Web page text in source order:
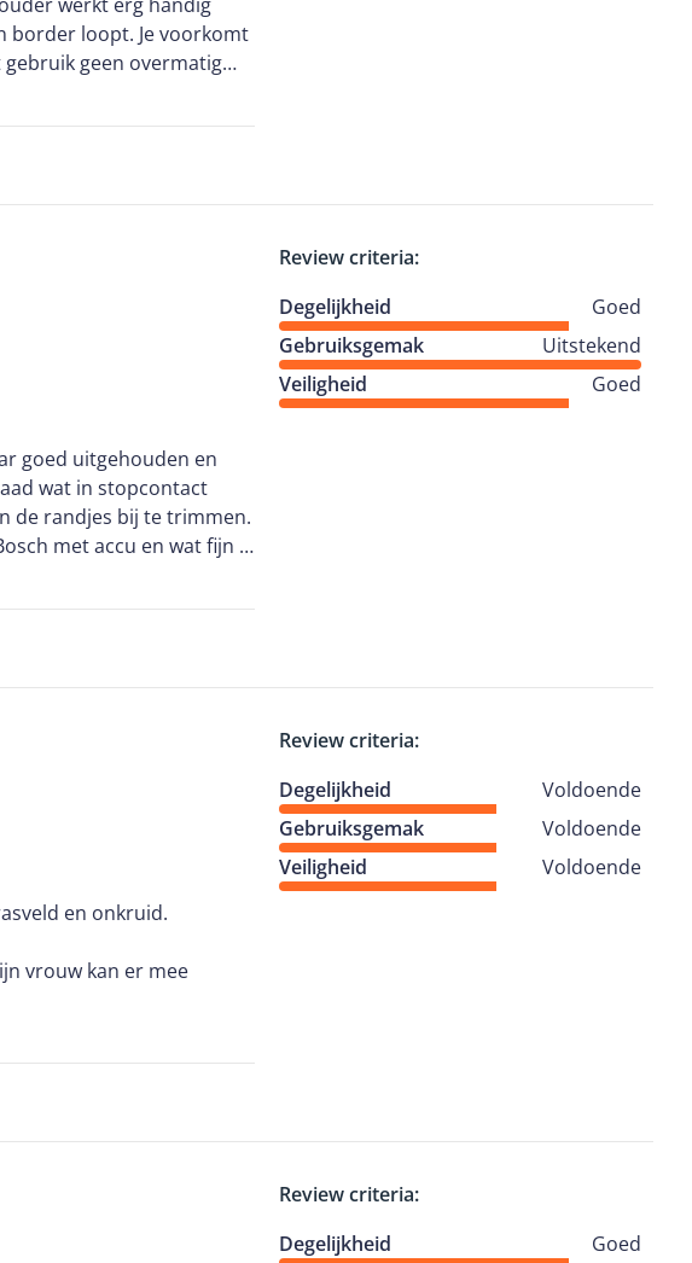
border loopt. Je voorkomt
geen overmatig
dat niet de bedoeling is.
De grote greep voorop
vlak boven de aarde
je grasveld mooi bij te
goed uitgehouden en
wat in stopcontact
de randjes bij te trimmen.
met accu en wat fijn is
in te stellen en ook is deze
om te draaien is.
Review criteria:
Degelijkheid
Goed
Gebruiksgemak
Uitstekend
Veiligheid
Goed
en onkruid.
vrouw kan er mee
omdraaien en zo
voor aan de onderkant
Review criteria:
Degelijkheid
Voldoende
Gebruiksgemak
Voldoende
Veiligheid
Voldoende
Review criteria:
Degelijkheid
Goed